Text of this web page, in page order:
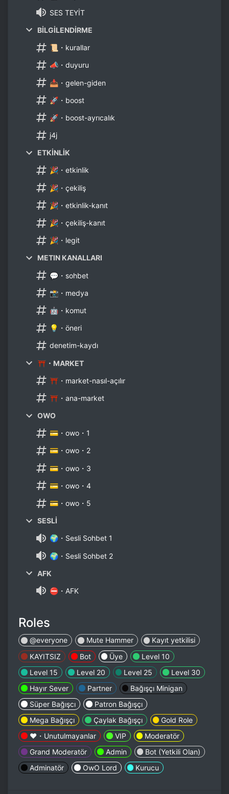
SES TEYİT
BİLGİLENDİRME
📜・kurallar
📣・duyuru
📥・gelen-giden
🚀・boost
🚀・boost-ayrıcalık
j4j
ETKİNLİK
🎉・etkinlik
🎉・çekiliş
🎉・etkinlik-kanıt
🎉・çekiliş-kanıt
🎉・legit
METIN KANALLARI
💬・sohbet
📸・medya
🤖・komut
💡・öneri
denetim-kaydı
⛩・MARKET
⛩・market-nasıl-açılır
⛩・ana-market
OWO
💳・owo・1
💳・owo・2
💳・owo・3
💳・owo・4
💳・owo・5
SESLİ
🌍・Sesli Sohbet 1
🌍・Sesli Sohbet 2
AFK
⛔・AFK
Roles
@everyone Mute Hammer
Kayıt yetkilisi
KAYITSIZ
Bot Üye
Level 10
Level 15
Level 20 Level 25
Level 30
Hayır Sever
Partner
Bağışçı Minigan
Süper Bağışcı
Patron Bağışçı
Mega Bağışçı
Çaylak Bağışçı
Gold Role
❤️・Unutulmayanlar
VIP
Moderatör
Grand Moderatör
Admin
Bot (Yetkili Olan)
Adminatör
OwO Lord Kurucu